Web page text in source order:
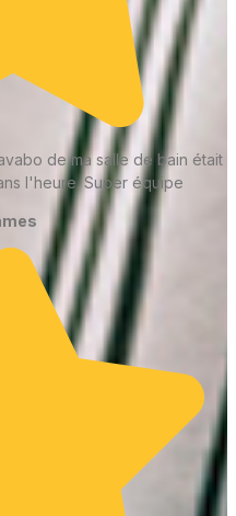
de ma salle de bain était
l'heure. Super équipe